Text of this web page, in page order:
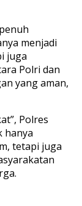
menjadi
juga
Polri dan
yang aman,
Polres
hanya
tetapi juga